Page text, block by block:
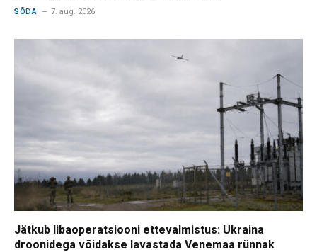
SÕDA 7. aug. 2026
Jätkub libaoperatsiooni ettevalmistus: Ukraina
droonidega võidakse lavastada Venemaa rünnak